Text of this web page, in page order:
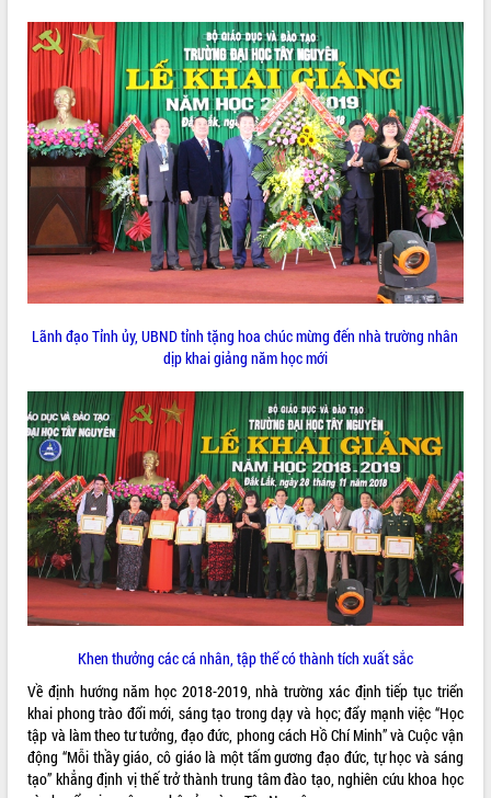
Bàn giải pháp tháo gỡ khó khăn trong
xuất khẩu sầu riêng và triển khai quy
định EUDR
Thứ trưởng Bộ Nông nghiệp và Môi
trường Nguyễn Hoàng Hiệp khảo sát
vùng trồng và doanh nghiệp đóng gói
sầu riêng tại Đắk Lắk
Trình diễn nghệ thuật chế biến các
món ăn từ sầu riêng
Đắk Lắk công bố Quy hoạch và xúc
tiến đầu tư tỉnh
Ngành cá ngừ Đắk Lắk chủ động thích
Diễn đàn Kinh tế tư nhân Việt Nam đột
phá cơ chế - Hợp tác công tư
Đề án 06 tạo bước ngoặt đột phá trong
cải cách hành chính tỉnh Đắk Lắk
Kết nối tour, đẩy mạnh chuyển đổi số
để phát triển du lịch Đắk Lắk
Khởi động Dự án Đầu tư xây dựng hạ
tầng kỹ thuật Cụm công nghiệp Tân
Tiến
Gặp mặt các cơ quan báo chí nhân Kỷ
niệm 101 năm Ngày Báo chí Cách
mạng Việt Nam
hiện Đề án 06 của Chính phủ
Họp báo thông tin về Hội nghị Công bố
Quy hoạch và Xúc tiến đầu tư tỉnh Đắk
Lắk
Khơi thông điểm nghẽn, đẩy nhanh
giải ngân vốn khắc phục thiên tai
Lãnh đạo Tỉnh ủy, UBND tỉnh tặng hoa chúc mừng đến nhà trường nhân
dịp khai giảng năm học mới
Khen thưởng các cá nhân, tập thể có thành tích xuất sắc
Về định hướng năm học 2018-2019, nhà trường xác định tiếp tục triển
khai phong trào đổi mới, sáng tạo trong dạy và học; đẩy mạnh việc “Học
tập và làm theo tư tưởng, đạo đức, phong cách Hồ Chí Minh” và Cuộc vận
động “Mỗi thầy giáo, cô giáo là một tấm gương đạo đức, tự học và sáng
tạo” khẳng định vị thế trở thành trung tâm đào tạo, nghiên cứu khoa học